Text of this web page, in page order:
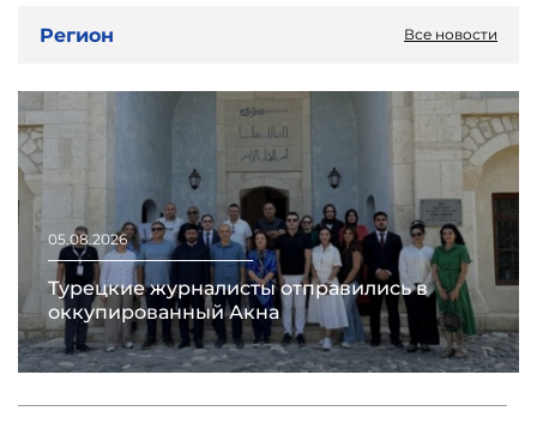
Регион Все новости
05.08.2026
Турецкие журналисты отправились в
оккупированный Акна